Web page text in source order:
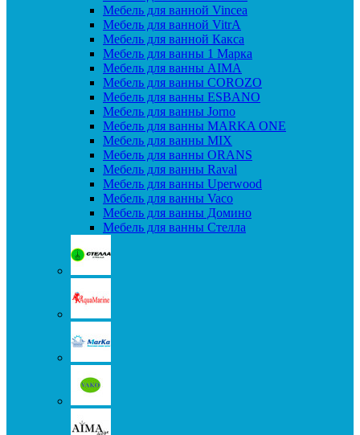
Мебель для ванной Vincea
Мебель для ванной VitrA
Мебель для ванной Какса
Мебель для ванны 1 Марка
Мебель для ванны AIMA
Мебель для ванны COROZO
Мебель для ванны ESBANO
Мебель для ванны Jorno
Мебель для ванны MARKA ONE
Мебель для ванны MIX
Мебель для ванны ORANS
Мебель для ванны Raval
Мебель для ванны Uperwood
Мебель для ванны Vaco
Мебель для ванны Домино
Мебель для ванны Стелла